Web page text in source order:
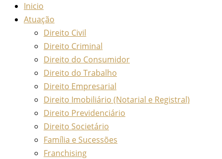
Inicio
Atuação
Direito Civil
Direito Criminal
Direito do Consumidor
Direito do Trabalho
Direito Empresarial
Direito Imobiliário (Notarial e Registral)
Direito Previdenciário
Direito Societário
Família e Sucessões
Franchising